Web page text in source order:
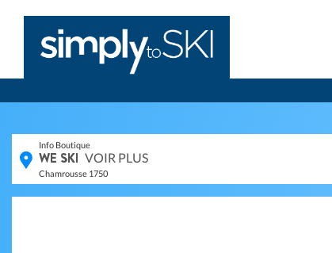
Info Boutique
WE SKI VOIR PLUS
Chamrousse 1750